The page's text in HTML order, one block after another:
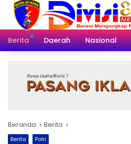
Langsung
konten
Berita
Daerah Nasional
Beranda Berita
Berita Polri